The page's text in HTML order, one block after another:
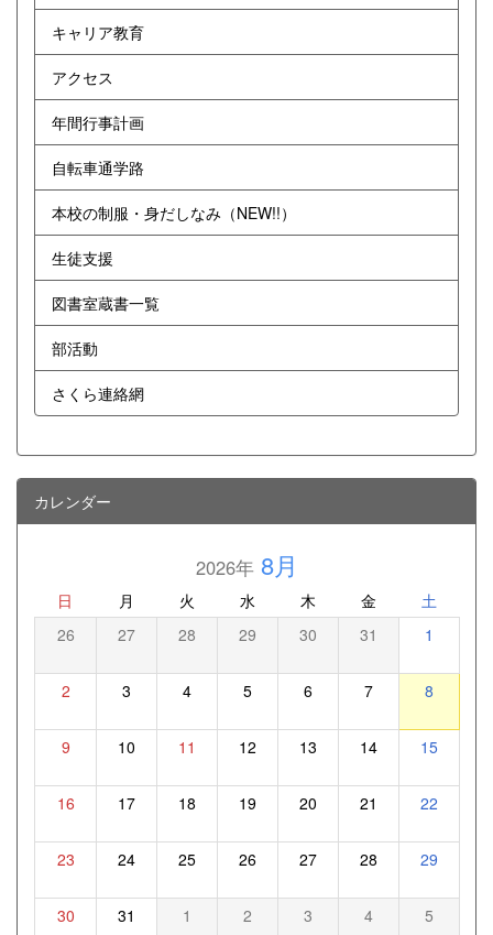
キャリア教育
アクセス
年間行事計画
自転車通学路
本校の制服・身だしなみ（NEW!!）
生徒支援
図書室蔵書一覧
部活動
さくら連絡網
カレンダー
2026年8月
日 月 火 水 木 金 土
26 27 28 29 30 31 1
2 3 4 5 6 7 8
9 10 11 12 13 14 15
16 17 18 19 20 21 22
23 24 25 26 27 28 29
30 31 1 2 3 4 5